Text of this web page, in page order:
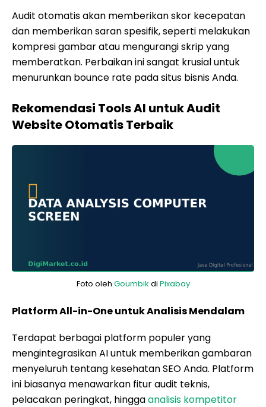
Audit otomatis akan memberikan skor kecepatan
dan memberikan saran spesifik, seperti melakukan
kompresi gambar atau mengurangi skrip yang
memberatkan. Perbaikan ini sangat krusial untuk
menurunkan bounce rate pada situs bisnis Anda.
Rekomendasi Tools AI untuk Audit
Website Otomatis Terbaik
Foto oleh Goumbik di Pixabay
Platform All-in-One untuk Analisis Mendalam
Terdapat berbagai platform populer yang
mengintegrasikan AI untuk memberikan gambaran
menyeluruh tentang kesehatan SEO Anda. Platform
ini biasanya menawarkan fitur audit teknis,
pelacakan peringkat, hinggaanalisis kompetitor